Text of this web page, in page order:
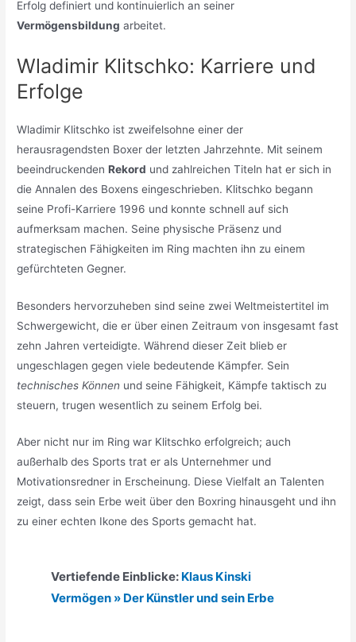
Erfolg definiert und kontinuierlich an seiner
Vermögensbildung arbeitet.
Wladimir Klitschko: Karriere und
Erfolge
Wladimir Klitschko ist zweifelsohne einer der
herausragendsten Boxer der letzten Jahrzehnte. Mit seinem
beeindruckendenRekord und zahlreichen Titeln hat er sich in
die Annalen des Boxens eingeschrieben. Klitschko begann
seine Profi-Karriere 1996 und konnte schnell auf sich
aufmerksam machen. Seine physische Präsenz und
strategischen Fähigkeiten im Ring machten ihn zu einem
gefürchteten Gegner.
Besonders hervorzuheben sind seine zwei Weltmeistertitel im
Schwergewicht, die er über einen Zeitraum von insgesamt fast
zehn Jahren verteidigte. Während dieser Zeit blieb er
ungeschlagen gegen viele bedeutende Kämpfer. Sein
technisches Können und seine Fähigkeit, Kämpfe taktisch zu
steuern, trugen wesentlich zu seinem Erfolg bei.
Aber nicht nur im Ring war Klitschko erfolgreich; auch
außerhalb des Sports trat er als Unternehmer und
Motivationsredner in Erscheinung. Diese Vielfalt an Talenten
zeigt, dass sein Erbe weit über den Boxring hinausgeht und ihn
zu einer echten Ikone des Sports gemacht hat.
Vertiefende Einblicke: Klaus Kinski
Vermögen » Der Künstler und sein Erbe